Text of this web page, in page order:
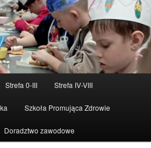
Strefa 0-III Strefa IV-VIII
Szkoła Promująca Zdrowie
Doradztwo zawodowe